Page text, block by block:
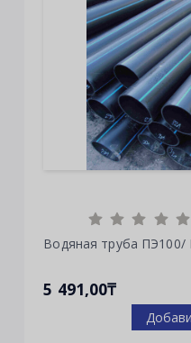
Водяная труба ПЭ100/
5 491,00₸